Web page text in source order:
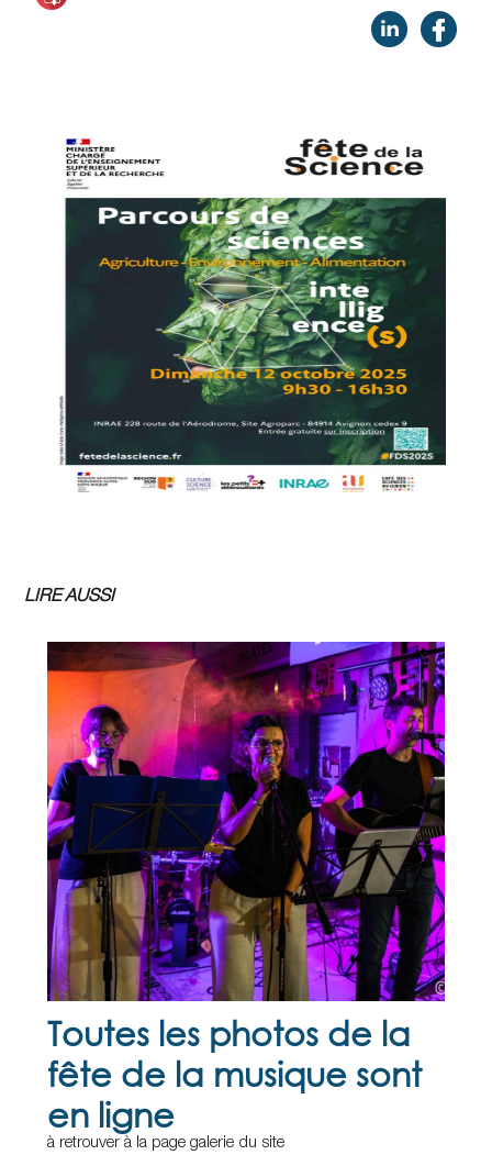
LIRE AUSSI
Toutes les photos de la
fête de la musique sont
en ligne
à retrouver à la page galerie du site